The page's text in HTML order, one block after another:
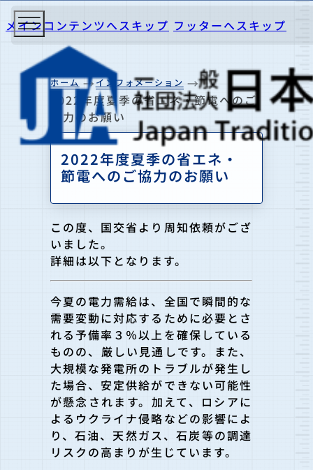
メインコンテンツへスキップ フッターへスキップ
ホーム インフォメーション
2022年度夏季の省エネ・節電へのご
協力のお願い
2022年度夏季の省エネ・
節電へのご協力のお願い
この度、国交省より周知依頼がござ
いました。
詳細は以下となります。
今夏の電力需給は、全国で瞬間的な
需要変動に対応するために必要とさ
れる予備率３％以上を確保している
ものの、厳しい見通しです。また、
大規模な発電所のトラブルが発生し
た場合、安定供給ができない可能性
が懸念されます。加えて、ロシアに
よるウクライナ侵略などの影響によ
り、石油、天然ガス、石炭等の調達
リスクの高まりが生じています。